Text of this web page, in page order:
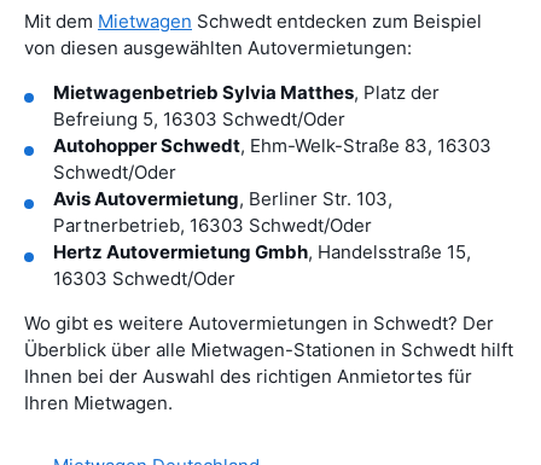
Mit dem Mietwagen Schwedt entdecken zum Beispiel
von diesen ausgewählten Autovermietungen:
Mietwagenbetrieb Sylvia Matthes, Platz der
Befreiung 5, 16303 Schwedt/Oder
Autohopper Schwedt, Ehm-Welk-Straße 83, 16303
Schwedt/Oder
Avis Autovermietung, Berliner Str. 103,
Partnerbetrieb, 16303 Schwedt/Oder
Hertz Autovermietung Gmbh, Handelsstraße 15,
16303 Schwedt/Oder
Wo gibt es weitere Autovermietungen in Schwedt? Der
Überblick über alle Mietwagen-Stationen in Schwedt hilft
Ihnen bei der Auswahl des richtigen Anmietortes für
Ihren Mietwagen.